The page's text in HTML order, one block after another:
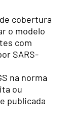
cobertura
o modelo
com
SARS-
na norma
ou
publicada